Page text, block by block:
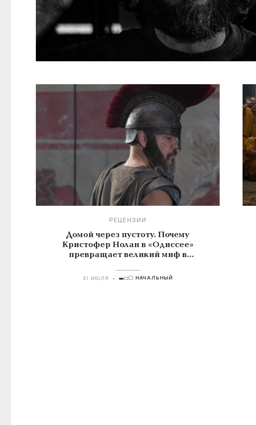
РЕЦЕНЗИИ
Домой через пустоту. Почему
Кристофер Нолан в «Одиссее»
превращает великий миф в
31 ИЮЛЯ НАЧАЛЬНЫЙ